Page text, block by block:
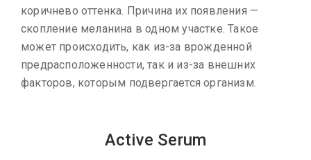
коричнево оттенка. Причина их появления —
скопление меланина в одном участке. Такое
может происходить, как из-за врожденной
предрасположенности, так и из-за внешних
факторов, которым подвергается организм.
Active Serum